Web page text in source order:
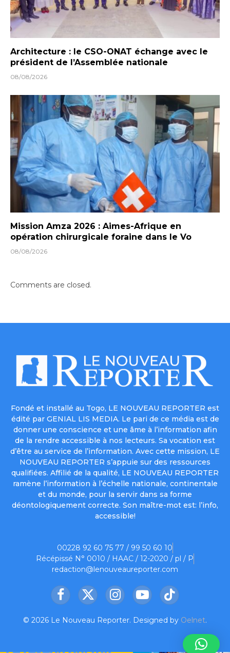
Architecture : le CSO-ONAT échange avec le
président de l’Assemblée nationale
08/08/2026
Mission Amza 2026 : Aimes-Afrique en
opération chirurgicale foraine dans le Vo
08/08/2026
Comments are closed.
Fondé et installé au Togo, LE NOUVEAU REPORTER est
édité par GENIAL LIS MEDIA. Le pari de ce média est de
donner une conscience et une âme à l’information afin
de la rendre accessible à nos lecteurs. Sa vocation est
d’être au service de l’information. Avec cette mission, LE
NOUVEAU REPORTER s’appuie sur des ressources
qualifiées. Affilié de la qualité, LE NOUVEAU REPORTER
ramène l’information à l’échelle nationale, continentale
et du monde, pour la servir dans sa forme
déontologiquement correcte. Son maître-mot est: l’info,
accessible!
00228 92 60 75 77 / 99 50 60 10
Récépissé N° 0010 / HAAC / 12-2020 / pl / P
redaction@lenouveaureporter.com
Facebook
X
InstagramYouTubeTikTok
© 2026 Le Nouveau Reporter. Designed by Oelnet.